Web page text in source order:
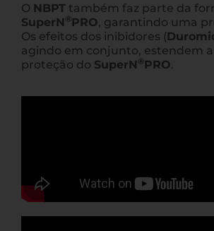
O NBPT também faz parte da
SuperN ®PRO, garantindo uma
Os efeitos dos inibidores (
agindo em conjunto, estendem
proteção do SuperN ®PRO.